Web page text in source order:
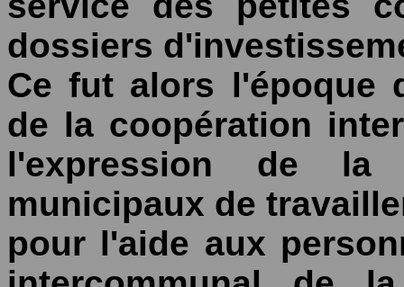
dossiers
Ce fut alors l'époque
de la coopération
l'expression de la
municipaux de
pour l'aide aux